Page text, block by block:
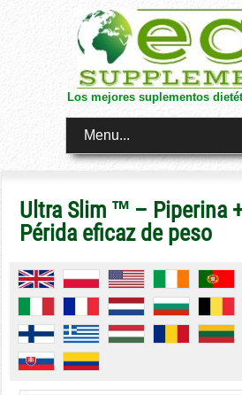
Los mejores suplementos
Menu...
Ultra Slim ™ – Piperina
Périda eficaz de peso